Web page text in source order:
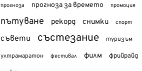
прогноза прогноза за времето промоция
пътуване рекорд снимки спорт
съвети състезание туризъм
ултрамаратон фестивал филм фрийрайд